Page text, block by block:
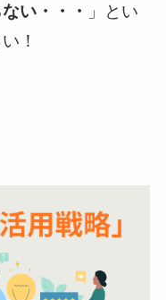
い・・・
」とい
！